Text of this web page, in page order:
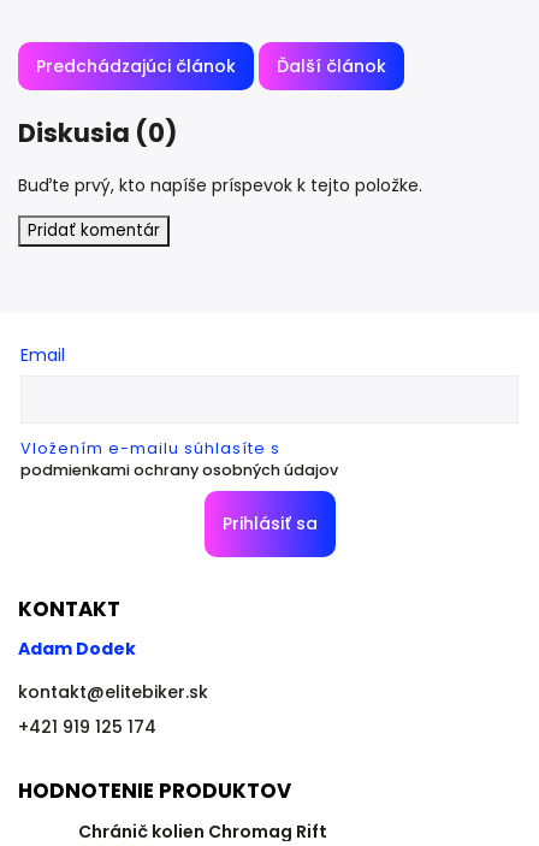
Predchádzajúci článok Ďalší článok
Diskusia (0)
Buďte prvý, kto napíše príspevok k tejto položke.
Pridať komentár
Email
Vložením e-mailu súhlasíte s
podmienkami ochrany osobných údajov
Prihlásiť sa
KONTAKT
Adam Dodek
kontakt@elitebiker.sk
+421 919 125 174
HODNOTENIE PRODUKTOV
Chránič kolien Chromag Rift